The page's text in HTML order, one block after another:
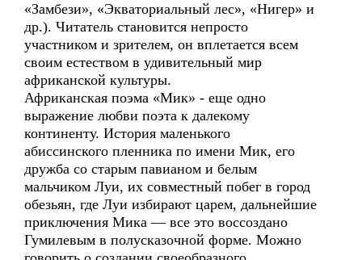
«Замбези», «Экваториальный лес», «Нигер» и
др.). Читатель становится непросто
участником и зрителем, он вплетается всем
своим естеством в удивительный мир
африканской культуры.
Африканская поэма «Мик» - еще одно
выражение любви поэта к далекому
континенту. История маленького
абиссинского пленника по имени Мик, его
дружба со старым павианом и белым
мальчиком Луи, их совместный побег в город
обезьян, где Луи избирают царем, дальнейшие
приключения Мика — все это воссоздано
Гумилевым в полусказочной форме. Можно